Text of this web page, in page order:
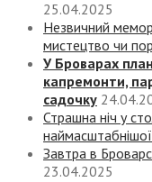
25.04.2025
Незвичний
мистецтво чи
У Броварах
капремонти,
садочку
Страшна ніч у
Завтра в
23.04.2025